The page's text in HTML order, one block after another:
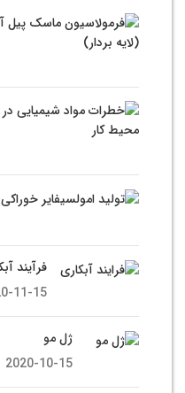
فرآیند
11-15
ژل مو
2020-10-15